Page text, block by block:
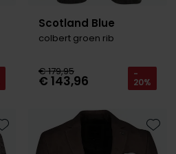
Scotland Blue
colbert groen rib
€ 179,95
€ 143,96 -
20%
Toevoegen aan favorieten